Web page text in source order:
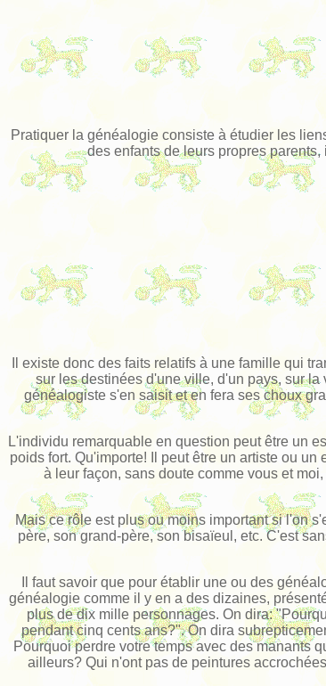
Pratiquer la généalogie consiste à étudier les
des enfants de leurs propres
Il existe donc des faits relatifs à une famille qui
sur les destinées d'une ville, d'un pays, sur
généalogiste s'en saisit et en fera ses choux
L'individu remarquable en question peut être un
poids fort. Qu'importe! Il peut être un artiste ou
à leur façon, sans doute comme vous et
Mais ce rôle est plus ou moins important si l'on
père, son grand-père, son bisaïeul, etc. C'est
Il faut savoir que pour établir une ou des
généalogie comme il y en a des dizaines,
plus de dix mille personnages. On dira:
pendant cinq cents ans?". On dira
Pourquoi perdre votre temps avec des manants
ailleurs? Qui n'ont pas de peintures